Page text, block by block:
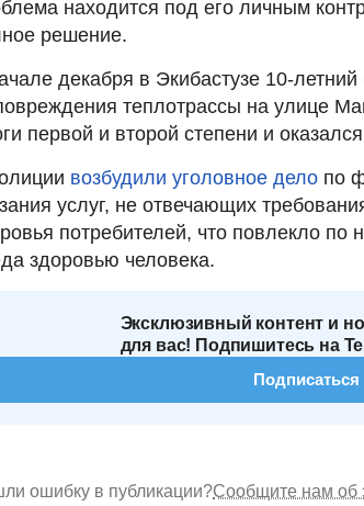
находится под его личным
решение.
декабря в Экибастузе 10-летний
теплотрассы на улице
первой и второй степени и
возбудили уголовное дело по
услуг, не отвечающих
потребителей, что повлекло по
здоровью человека.
Эксклюзивный контент и
для вас! Подпишитесь на
Подписаться
ошибку в публикации?Сообщите нам об